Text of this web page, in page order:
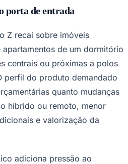
porta de entrada
Z recai sobre imóveis
de um dormitório
centrais ou próximas a polos
perfil do produto demandado
quanto mudanças
híbrido ou remoto, menor
e valorização da
adiciona pressão ao